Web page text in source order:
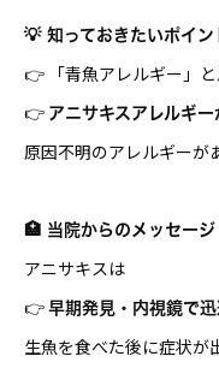
💡 知っておきたいポイン
👉 「青魚アレルギー」
👉 アニサキスアレルギー
原因不明のアレルギーが
🏥 当院からのメッセージ
アニサキスは
👉 早期発見・内視鏡で
生魚を食べた後に症状が